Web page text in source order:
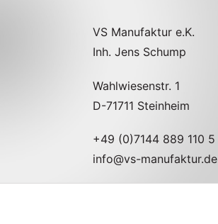
VS Manufaktur e.K.
Inh. Jens Schump
Wahlwiesenstr. 1
D-71711 Steinheim
+49 (0)7144 889 110 5
info@vs-manufaktur.de